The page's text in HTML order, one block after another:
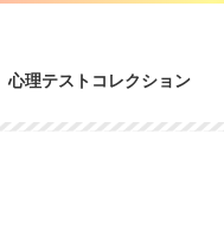
心理テストコレクション